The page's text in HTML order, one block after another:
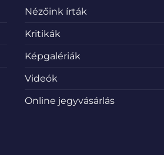
Nézőink írták
Kritikák
Képgalériák
Videók
Online jegyvásárlás